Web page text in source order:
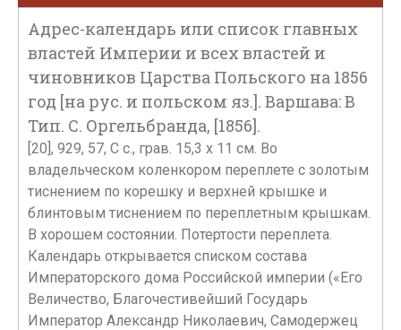
Адрес-календарь или список главных
властей Империи и всех властей и
чиновников Царства Польского на 1856
год [на рус. и польском яз.]. Варшава: В
Тип. С. Оргельбранда, [1856].
[20], 929, 57, C с., грав. 15,3 х 11 см. Во
владельческом коленкором переплете с золотым
тиснением по корешку и верхней крышке и
блинтовым тиснением по переплетным крышкам.
В хорошем состоянии. Потертости переплета.
Календарь открывается списком состава
Императорского дома Российской империи («Его
Величество, Благочестивейший Государь
Император Александр Николаевич, Самодержец